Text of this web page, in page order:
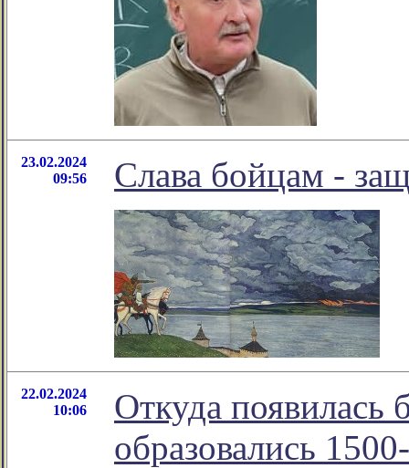
23.02.2024
09:56
Слава бойцам -
22.02.2024
10:06
Откуда появилась
образовались